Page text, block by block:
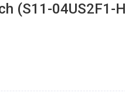
(S11-04US2F1-